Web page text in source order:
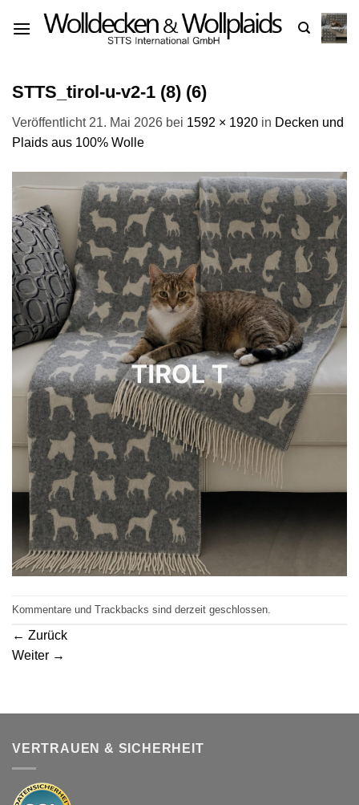
Inhalt
STTS_tirol-u-v2-1 (8) (6)
Veröffentlicht 21. Mai 2026 bei 1592 × 1920 in Decken und
Plaids aus 100% Wolle
Kommentare und Trackbacks sind derzeit geschlossen.
← Zurück
Weiter →
VERTRAUEN & SICHERHEIT